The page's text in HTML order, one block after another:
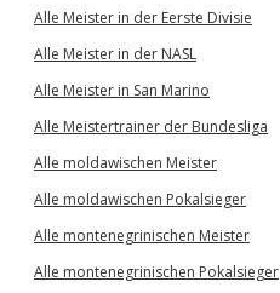
Alle Meister in der Eerste Divisie
Alle Meister in der NASL
Alle Meister in San Marino
Alle Meistertrainer der Bundesliga
Alle moldawischen Meister
Alle moldawischen Pokalsieger
Alle montenegrinischen Meister
Alle montenegrinischen Pokalsieger